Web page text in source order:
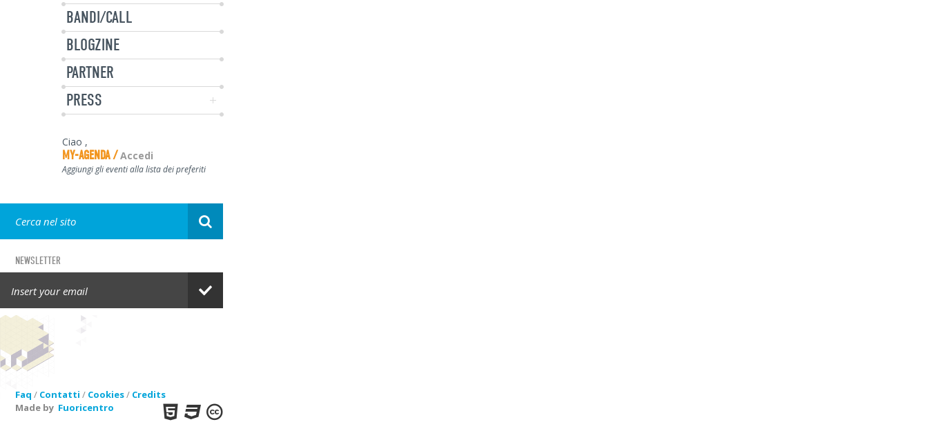
BANDI/CALL
BLOGZINE
PARTNER
PRESS
Ciao ,
MY-AGENDA Accedi
Aggiungi gli eventi alla lista dei preferiti
NEWSLETTER
GET IN TOUCH
Faq / Contatti / Cookies/ Credits
Made by Fuoricentro